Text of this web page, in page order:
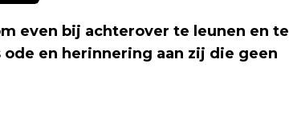
even bij achterover te leunen en te
en herinnering aan zij die geen